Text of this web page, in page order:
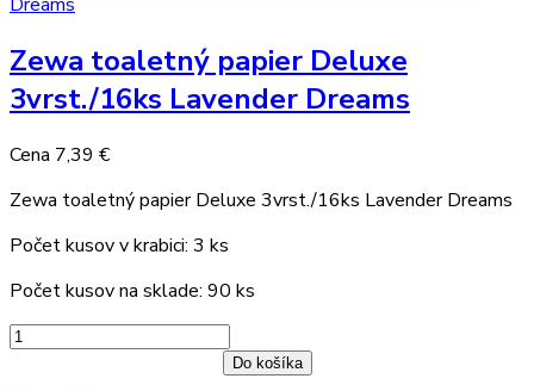
Zewa toaletný papier Deluxe
3vrst./16ks Lavender Dreams
Cena 7,39 €
Zewa toaletný papier Deluxe 3vrst./16ks Lavender Dreams
Počet kusov v krabici: 3 ks
Počet kusov na sklade: 90 ks
Do košíka